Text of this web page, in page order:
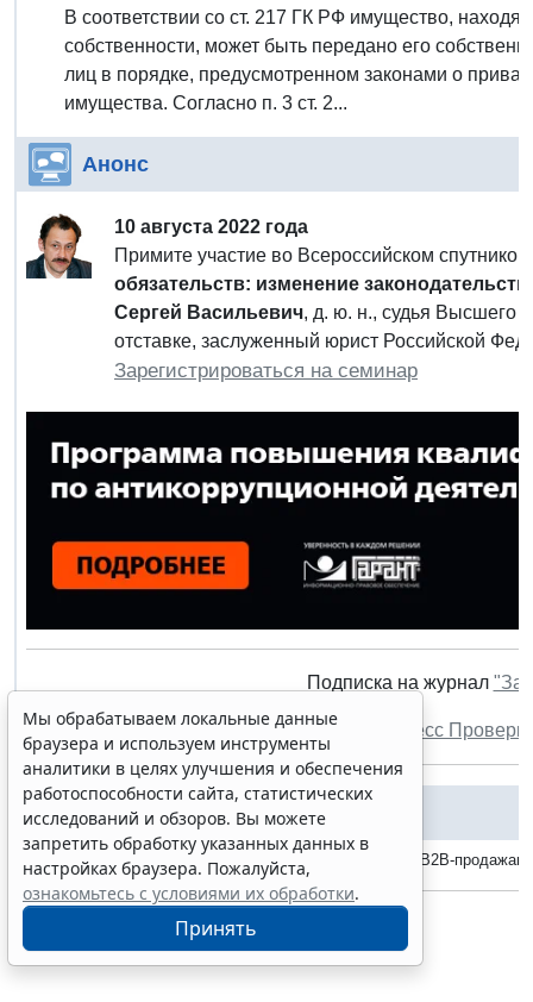
В соответствии со ст. 217 ГК РФ имущество,
собственности, может быть передано его
лиц в порядке, предусмотренном законами о
имущества. Согласно п. 3 ст. 2...
Анонс
10 августа 2022 года
Примите участие во Всероссийском
обязательств: изменение
Сергей Васильевич, д. ю. н., судья Высшего
отставке, заслуженный юрист Российской
Зарегистрироваться на семинар
Подписка на журнал
Информация о контрагентах – Экспресс
События
24-26 августа 2022 г., Практический курс "Управление B2B-
Мы обрабатываем локальные данные
браузера и используем инструменты
аналитики в целях улучшения и обеспечения
работоспособности сайта, статистических
исследований и обзоров. Вы можете
запретить обработку указанных данных в
настройках браузера. Пожалуйста,
ознакомьтесь с условиями их обработки.
Принять